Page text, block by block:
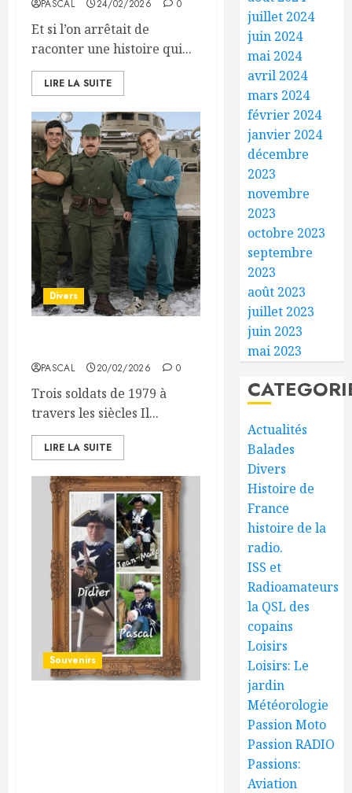
PASCAL 24/02/2026 0
Et si l’on arrêtait de
raconter une histoire qui...
LIRE LA SUITE
Divers
PASCAL 20/02/2026 0
Trois soldats de 1979 à
travers les siècles Il...
LIRE LA SUITE
Souvenirs
juillet 2024
juin 2024
mai 2024
avril 2024
mars 2024
février 2024
janvier 2024
décembre
2023
novembre
2023
octobre 2023
septembre
2023
août 2023
juillet 2023
juin 2023
mai 2023
Actualités
Balades
Divers
Histoire de
France
histoire de la
radio.
ISS et
Radioamateurs
la QSL des
copains
Loisirs
Loisirs: Le
jardin
Météorologie
Passion Moto
Passion RADIO
Passions:
Aviation